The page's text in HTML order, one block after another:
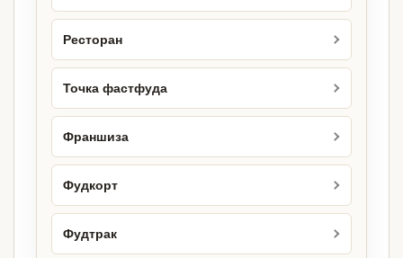
Ресторан
Точка фастфуда
Франшиза
Фудкорт
Фудтрак